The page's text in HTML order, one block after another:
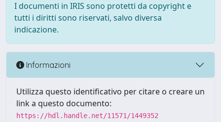
I documenti in IRIS sono protetti da copyright e
tutti i diritti sono riservati, salvo diversa
indicazione.
Informazioni
Utilizza questo identificativo per citare o creare un
link a questo documento:
https://hdl.handle.net/11571/1449352